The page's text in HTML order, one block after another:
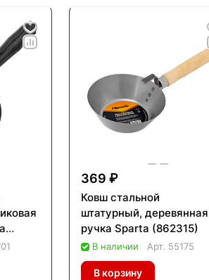
369 ₽
Ковш стальной
штатурный, деревянная
ручка Sparta (862315)
В наличии Арт. 55175
В корзину